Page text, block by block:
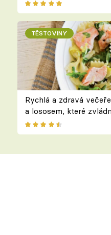
TĚSTOVINY
Rychlá a zdravá
a lososem, které